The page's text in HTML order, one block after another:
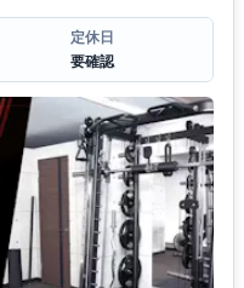
定休日
要確認